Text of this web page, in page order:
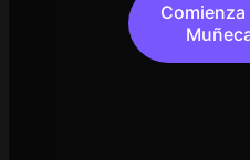
Comienza